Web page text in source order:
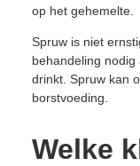
op het gehemelte.
Spruw is niet
behandeling
drinkt. Spruw kan
borstvoeding.
Welke